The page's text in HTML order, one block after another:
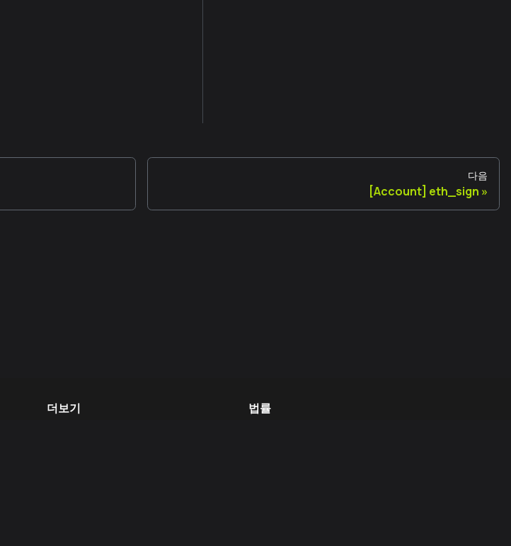
다음
[Account] eth_sign
더보기
법률